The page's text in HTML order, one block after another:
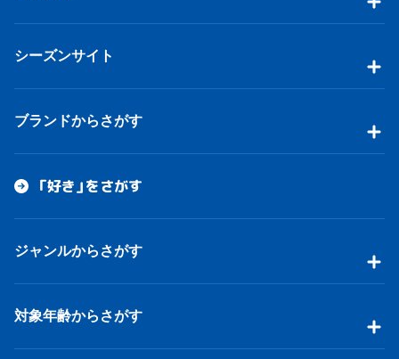
シーズンサイト
ブランドからさがす
「好き」をさがす
ジャンルからさがす
対象年齢からさがす